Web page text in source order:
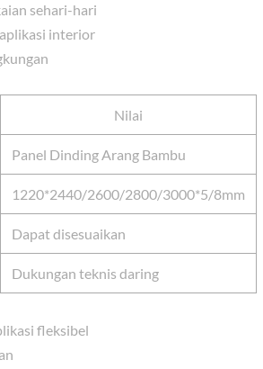
sehari-hari
interior
Nilai
Panel Dinding Arang Bambu
1220*2440/2600/2800/3000*5/8mm
Dapat disesuaikan
Dukungan teknis daring
fleksibel